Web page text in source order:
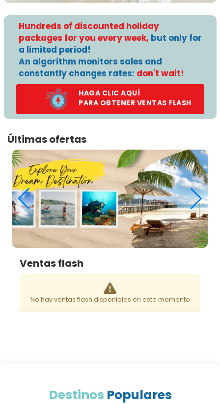
Hundreds of discounted holiday
packages for you every week, but only for
a limited period!
An algorithm monitors sales and
constantly changes rates: don't wait!
HAGA CLIC AQUÍ
PARA OBTENER VENTAS FLASH
Últimas ofertas
Ventas flash
No hay ventas flash disponibles en este momento
Destinos Populares